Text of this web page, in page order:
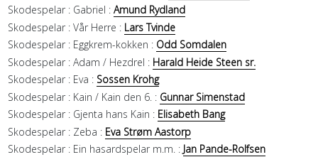
Skodespelar : Gabriel : Amund Rydland
Skodespelar : Vår Herre : Lars Tvinde
Skodespelar : Eggkrem-kokken : Odd Somdalen
Skodespelar : Adam / Hezdrel : Harald Heide Steen sr.
Skodespelar : Eva : Sossen Krohg
Skodespelar : Kain / Kain den 6. : Gunnar Simenstad
Skodespelar : Gjenta hans Kain : Elisabeth Bang
Skodespelar : Zeba : Eva Strøm Aastorp
Skodespelar : Ein hasardspelar m.m. : Jan Pande-Rolfsen